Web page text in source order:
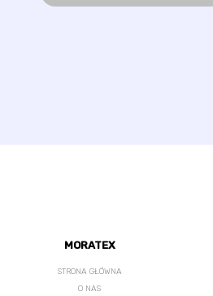
MORATEX
STRONA GŁÓWNA
O NAS